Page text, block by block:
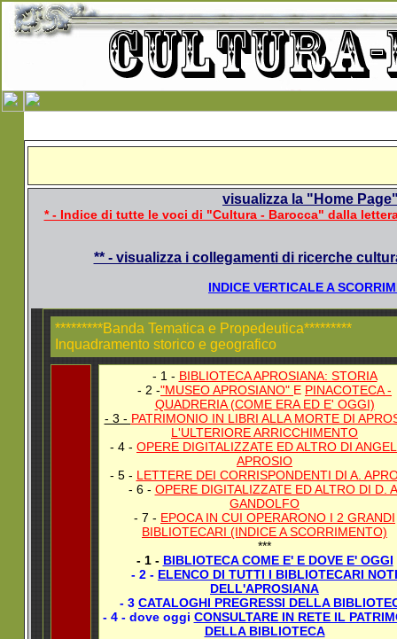
visualizza la "Home
* - Indice di tutte le voci di "Cultura - Barocca" dalla
** - visualizza i collegamenti di ricerche
INDICE VERTICALE A
*********Banda Tematica e Propedeutica*********
Inquadramento storico e geografico
- 1 - BIBLIOTECA APROSIANA: STORIA
- 2 -"MUSEO APROSIANO" E PINACOTECA -
QUADRERIA (COME ERA ED E' OGGI)
- 3 - PATRIMONIO IN LIBRI ALLA MORTE DI
L'ULTERIORE ARRICCHIMENTO
- 4 - OPERE DIGITALIZZATE ED ALTRO DI
APROSIO
- 5 - LETTERE DEI CORRISPONDENTI DI A.
- 6 - OPERE DIGITALIZZATE ED ALTRO DI D.
GANDOLFO
- 7 - EPOCA IN CUI OPERARONO I 2 GRANDI
BIBLIOTECARI (INDICE A SCORRIMENTO)
***
- 1 - BIBLIOTECA COME E' E DOVE E' OGGI
- 2 - ELENCO DI TUTTI I BIBLIOTECARI NOTI
DELL'APROSIANA
- 3 CATALOGHI PREGRESSI DELLA
- 4 - dove oggi CONSULTARE IN RETE IL
DELLA BIBLIOTECA